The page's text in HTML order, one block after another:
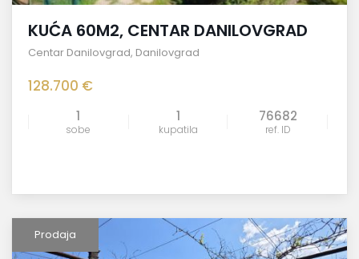
KUĆA 60M2, CENTAR DANILOVGRAD
Centar Danilovgrad, Danilovgrad
128.700 €
1
sobe
1
kupatila
76682
ref. ID
Prodaja